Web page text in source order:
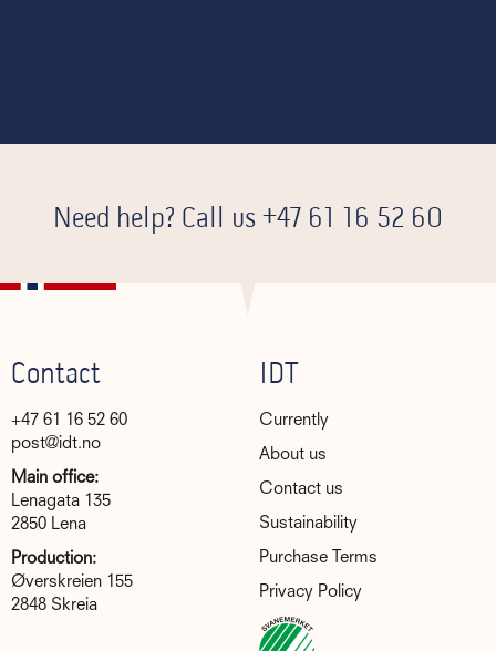
Need help? Call us +47 61 16 52 60
Contact
+47 61 16 52 60
post@idt.no
Main office:
Lenagata 135
2850 Lena
Production:
Øverskreien 155
2848 Skreia
IDT
Currently
About us
Contact us
Sustainability
Purchase Terms
Privacy Policy